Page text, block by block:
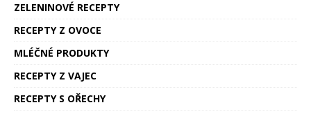
ZELENINOVÉ RECEPTY
RECEPTY Z OVOCE
MLÉČNÉ PRODUKTY
RECEPTY Z VAJEC
RECEPTY S OŘECHY